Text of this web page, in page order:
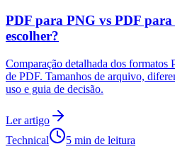
PDF para PNG vs PDF
escolher?
Comparação detalhada dos formatos
de PDF. Tamanhos de arquivo,
uso e guia de decisão.
Ler artigo
Technical
5 min de leitura